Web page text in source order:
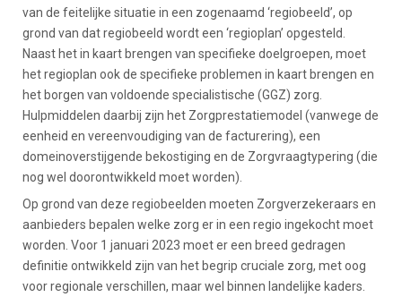
van de feitelijke situatie in een zogenaamd ‘regiobeeld’, op
grond van dat regiobeeld wordt een ‘regioplan’ opgesteld.
Naast het in kaart brengen van specifieke doelgroepen, moet
het regioplan ook de specifieke problemen in kaart brengen en
het borgen van voldoende specialistische (GGZ) zorg.
Hulpmiddelen daarbij zijn het Zorgprestatiemodel (vanwege de
eenheid en vereenvoudiging van de facturering), een
domeinoverstijgende bekostiging en de Zorgvraagtypering (die
nog wel doorontwikkeld moet worden).
Op grond van deze regiobeelden moeten Zorgverzekeraars en
aanbieders bepalen welke zorg er in een regio ingekocht moet
worden. Voor 1 januari 2023 moet er een breed gedragen
definitie ontwikkeld zijn van het begrip cruciale zorg, met oog
voor regionale verschillen, maar wel binnen landelijke kaders.